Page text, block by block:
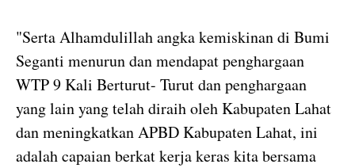
"Serta Alhamdulillah angka kemiskinan di Bumi
Seganti menurun dan mendapat penghargaan
WTP 9 Kali Berturut- Turut dan penghargaan
yang lain yang telah diraih oleh Kabupaten Lahat
dan meningkatkan APBD Kabupaten Lahat, ini
adalah capaian berkat kerja keras kita bersama